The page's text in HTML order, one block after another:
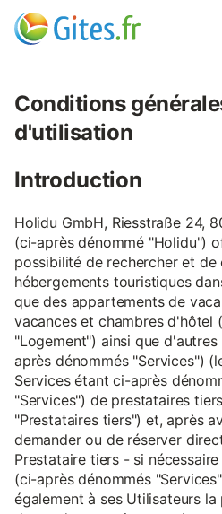
Conditions
d'utilisation
Introduction
Holidu GmbH, Riesstraße 24,
(ci-après dénommé "Holidu")
possibilité de rechercher et de
hébergements touristiques
que des appartements de
vacances et chambres d'hôtel
"Logement") ainsi que
après dénommés "Services")
Services étant ci-après
"Services") de prestataires
"Prestataires tiers") et, après
demander ou de réserver
Prestataire tiers - si
(ci-après dénommés
également à ses Utilisateurs